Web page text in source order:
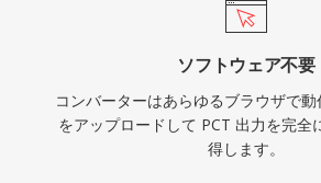
ソフトウェア不要
コンバーターはあらゆるブラウザで
をアップロードして PCT 出力を完全
得します。